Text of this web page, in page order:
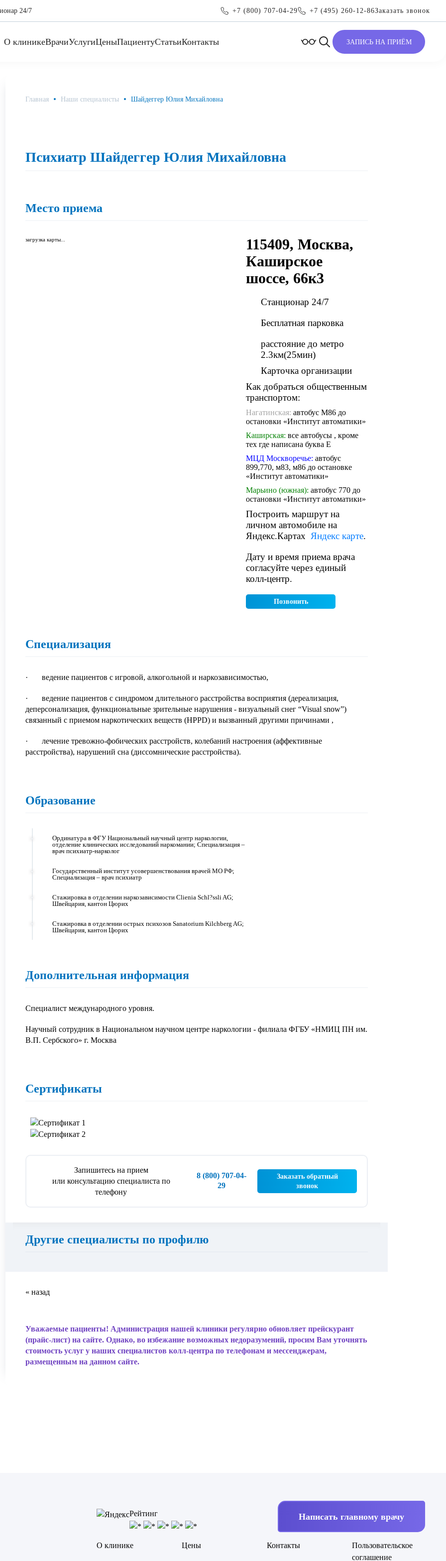
24/7 +7 (800) 707-04-29 +7 (495) 260-12-86Заказать звонок
О клиникеВрачиУслугиЦеныПациентуСтатьиКонтакты ЗАПИСЬ НА ПРИЁМ
Главная Наши специалисты Шайдеггер Юлия Михайловна
Психиатр Шайдеггер Юлия Михайловна
Место приема
загрузка карты...
115409, Москва,
Каширское
шоссе, 66к3
Станционар 24/7
Бесплатная парковка
расстояние до метро
2.3км(25мин)
Карточка организации
Как добраться общественным
транспортом:
Нагатинская: автобус М86 до
остановки «Институт автоматики»
Каширская: все автобусы , кроме
тех где написана буква Е
МЦД Москворечье: автобус
899,770, м83, м86 до остановке
«Институт автоматики»
Марьино (южная): автобус 770 до
остановки «Институт автоматики»
Построить маршрут на
личном автомобиле на
Яндекс.Картах Яндекс карте.
Дату и время приема врача
согласуйте через единый
колл-центр.
Позвонить
Специализация
· ведение пациентов с игровой, алкогольной и наркозависимостью,
· ведение пациентов с синдромом длительного расстройства восприятия (дереализация,
деперсонализация, функциональные зрительные нарушения - визуальный снег “Visual snow”)
связанный с приемом наркотических веществ (HPPD) и вызванный другими причинами ,
· лечение тревожно-фобических расстройств, колебаний настроения (аффективные
расстройства), нарушений сна (диссомнические расстройства).
Образование
Ординатура в ФГУ Национальный научный центр наркологии,
отделение клинических исследований наркомании; Специализация –
врач психиатр-нарколог
Государственный институт усовершенствования врачей МО РФ;
Специализация – врач психиатр
Стажировка в отделении наркозависимости Clienia Schl?ssli AG;
Швейцария, кантон Цюрих
Стажировка в отделении острых психозов Sanatorium Kilchberg AG;
Швейцария, кантон Цюрих
Дополнительная информация
Специалист международного уровня.
Научный сотрудник в Национальном научном центре наркологии - филиала ФГБУ «НМИЦ ПН им.
В.П. Сербского» г. Москва
Сертификаты
Запишитесь на прием
или консультацию специалиста по
телефону
8 (800) 707-04-
29
Заказать обратный
звонок
Другие специалисты по профилю
« назад
Уважаемые пациенты! Администрация нашей клиники регулярно обновляет прейскурант
(прайс-лист) на сайте. Однако, во избежание возможных недоразумений, просим Вам уточнять
стоимость услуг у наших специалистов колл-центра по телефонам и мессенджерам,
размещенным на данном сайте.
Рейтинг Написать главному врачу
О клинике Цены Контакты
Пользовательское
соглашение
Я даю согласие наобработку персональных данных